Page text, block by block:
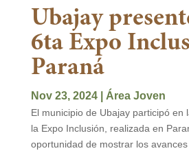
Ubajay
6ta Expo
Paraná
Nov 23, 2024| Área Joven
El municipio de Ubajay participó en
la Expo Inclusión, realizada en
oportunidad de mostrar los